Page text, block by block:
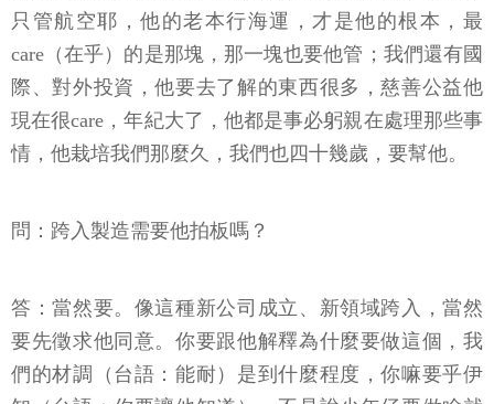
只管航空耶，他的老本行海運，才是他的根本，最
care（在乎）的是那塊，那一塊也要他管；我們還有國
際、對外投資，他要去了解的東西很多，慈善公益他
現在很care，年紀大了，他都是事必躬親在處理那些事
情，他栽培我們那麼久，我們也四十幾歲，要幫他。
問：跨入製造需要他拍板嗎？
答：當然要。像這種新公司成立、新領域跨入，當然
要先徵求他同意。你要跟他解釋為什麼要做這個，我
們的材調（台語：能耐）是到什麼程度，你嘛要乎伊